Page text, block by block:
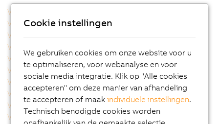
VSLB11300.54DP-000
VSLB11800.54EP-000
VSLB11F00.54DP-000
VSLB11F00.54EP-000
VSLB11H00.54EP-000
VSLB11Q00.54DP-000
VSLB11Q00.54EP-000
VSLB11R00.54CP-000
VSLB11R00.54DP-000
VSLB11R00.54EP-000
VSLB12300.54DP-000
VSLB12800.54DP-000
VSLB12D00.54DP-000
VSLB12F00.54DP-000
VSLB12R00.54DP-000
VSLB13800.54DP-000
VSLB13D00.54DP-000
Cookie instellingen
We gebruiken cookies om onze website voor u
te optimaliseren, voor webanalyse en voor
sociale media integratie. Klik op "Alle cookies
accepteren" om deze manier van afhandeling
te accepteren of maakindividuele instellingen.
Technisch benodigde cookies worden